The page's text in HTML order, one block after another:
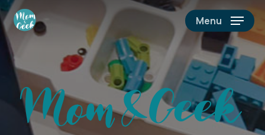
Skip
to
main
content
Menu